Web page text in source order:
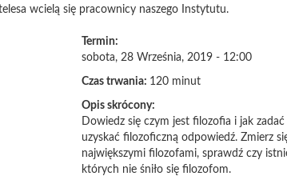
wcielą się pracownicy naszego Instytutu.
Termin:
sobota, 28 Września, 2019 - 12:00
Czas trwania: 120 minut
Opis skrócony:
Dowiedz się czym jest filozofia i jak
uzyskać filozoficzną odpowiedź. Zmierz
największymi filozofami, sprawdź czy
których nie śniło się filozofom.